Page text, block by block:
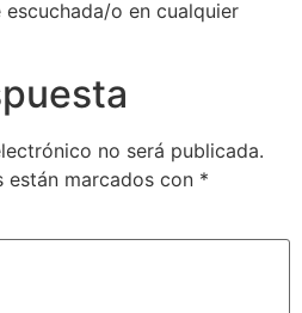
o en cualquier
no será publicada.
marcados con *